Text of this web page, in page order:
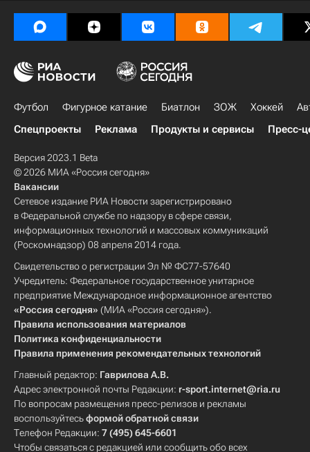
Футбол Фигурное катание Биатлон ЗОЖ Хоккей
Спецпроекты
Реклама Продукты и сервисы Пресс-
Версия 2023.1 Beta
© 2026 МИА «Россия сегодня»
Вакансии
Сетевое издание РИА Новости зарегистрировано
в Федеральной службе по надзору в сфере связи,
информационных технологий и массовых коммуникаций
(Роскомнадзор) 08 апреля 2014 года.
Свидетельство о регистрации Эл № ФС77-57640
Учредитель: Федеральное государственное унитарное
предприятие Международное информационное агентство
«Россия сегодня» (МИА «Россия сегодня»).
Правила использования материалов
Политика конфиденциальности
Правила применения рекомендательных технологий
Главный редактор: Гаврилова А.В.
Адрес электронной почты Редакции: r-sport.internet@ria.ru
По вопросам размещения пресс-релизов и рекламы
воспользуйтесьформой обратной связи
Телефон Редакции: 7 (495) 645-6601
Чтобы связаться с редакцией или сообщить обо всех